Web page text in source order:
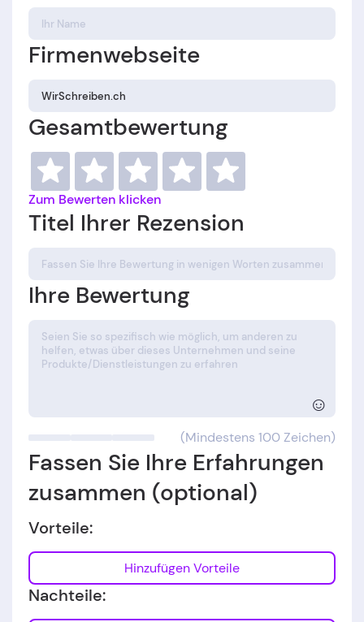
Firmenwebseite
Gesamtbewertung
Zum Bewerten klicken
Titel Ihrer Rezension
Ihre Bewertung
☺
(Mindestens 100 Zeichen)
Fassen Sie Ihre Erfahrungen
zusammen (optional)
Vorteile:
Hinzufügen Vorteile
Nachteile: